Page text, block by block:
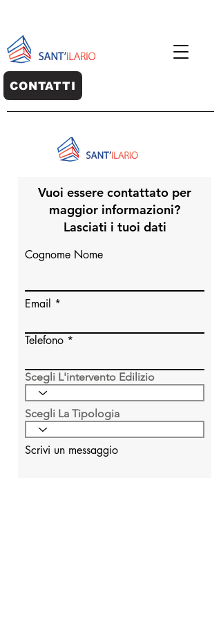
CONTATTI
Vuoi essere contattato per
maggior informazioni?
Lasciati i tuoi dati
Cognome Nome
Email
Telefono
Scegli L'intervento Edilizio
Scegli La Tipologia
Scrivi un messaggio